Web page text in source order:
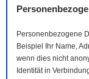
Personenbezogene
Beispiel Ihr Name,
wenn dies nicht
Identität in